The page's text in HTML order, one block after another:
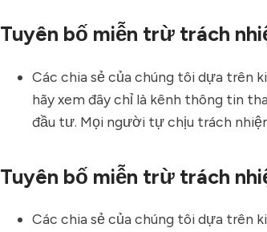
Tuyên bố miễn trừ trách
Các chia sẻ của chúng tôi dựa trên
hãy xem đây chỉ là kênh thông tin
đầu tư. Mọi người tự chịu trách
Tuyên bố miễn trừ trách
Các chia sẻ của chúng tôi dựa trên